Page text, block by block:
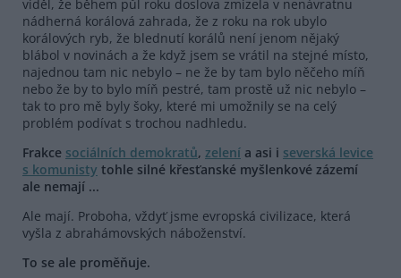
viděl, že během půl roku doslova zmizela v nenávratnu
nádherná korálová zahrada, že z roku na rok ubylo
korálových ryb, že blednutí korálů není jenom nějaký
blábol v novinách a že když jsem se vrátil na stejné místo,
najednou tam nic nebylo – ne že by tam bylo něčeho míň
nebo že by to bylo míň pestré, tam prostě už nic nebylo –
tak to pro mě byly šoky, které mi umožnily se na celý
problém podívat s trochou nadhledu.
Frakce sociálních demokratů, zelení a asi i severská levice
s komunisty tohle silné křesťanské myšlenkové zázemí
ale nemají ...
Ale mají. Proboha, vždyť jsme evropská civilizace, která
vyšla z abrahámovských náboženství.
To se ale proměňuje.